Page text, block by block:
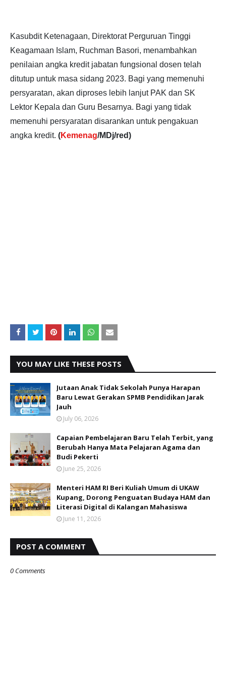
Kasubdit Ketenagaan, Direktorat Perguruan Tinggi
Keagamaan Islam, Ruchman Basori, menambahkan
penilaian angka kredit jabatan fungsional dosen telah
ditutup untuk masa sidang 2023. Bagi yang memenuhi
persyaratan, akan diproses lebih lanjut PAK dan SK
Lektor Kepala dan Guru Besarnya. Bagi yang tidak
memenuhi persyaratan disarankan untuk pengakuan
angka kredit. (Kemenag/MDj/red)
YOU MAY LIKE THESE POSTS
Jutaan Anak Tidak Sekolah Punya Harapan
Baru Lewat Gerakan SPMB Pendidikan Jarak
Jauh
July 06, 2026
Capaian Pembelajaran Baru Telah Terbit, yang
Berubah Hanya Mata Pelajaran Agama dan
Budi Pekerti
June 25, 2026
Menteri HAM RI Beri Kuliah Umum di UKAW
Kupang, Dorong Penguatan Budaya HAM dan
Literasi Digital di Kalangan Mahasiswa
June 11, 2026
POST A COMMENT
0 Comments